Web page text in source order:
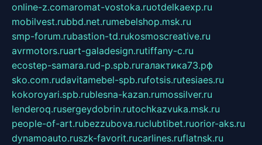
online-z.comaromat-vostoka.ruotdelkaexp.ru
mobilvest.rubbd.net.rumebelshop.msk.ru
smp-forum.rubastion-td.rukosmoscreative.ru
avrmotors.ruart-galadesign.rutiffany-c.ru
ecostep-samara.rud-p.spb.ruгалактика73.рф
sko.com.rudavitamebel-spb.rufotsis.rutesiaes.ru
kokoroyari.spb.rublesna-kazan.rumossilver.ru
lenderoq.rusergeydobrin.rutochkazvuka.msk.ru
people-of-art.rubezzubova.ruclubtibet.ruorior-aks.ru
dynamoauto.ruszk-favorit.rucarlines.ruflatnsk.ru